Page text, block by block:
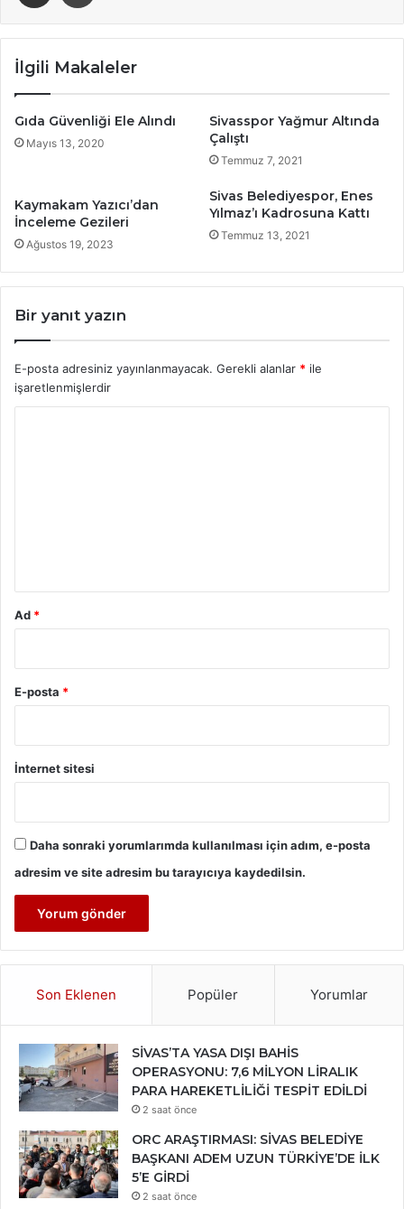
İlgili Makaleler
Gıda Güvenliği Ele Alındı
Mayıs 13, 2020
Sivasspor Yağmur Altında
Çalıştı
Temmuz 7, 2021
Kaymakam Yazıcı’dan
İnceleme Gezileri
Ağustos 19, 2023
Sivas Belediyespor, Enes
Yılmaz’ı Kadrosuna Kattı
Temmuz 13, 2021
Bir yanıt yazın
E-posta adresiniz yayınlanmayacak. Gerekli alanlar * ile
işaretlenmişlerdir
Ad *
E-posta *
İnternet sitesi
Daha sonraki yorumlarımda kullanılması için adım, e-posta
adresim ve site adresim bu tarayıcıya kaydedilsin.
Son Eklenen Popüler Yorumlar
SİVAS’TA YASA DIŞI BAHİS
OPERASYONU: 7,6 MİLYON LİRALIK
PARA HAREKETLİLİĞİ TESPİT EDİLDİ
2 saat önce
ORC ARAŞTIRMASI: SİVAS BELEDİYE
BAŞKANI ADEM UZUN TÜRKİYE’DE İLK
5’E GİRDİ
2 saat önce